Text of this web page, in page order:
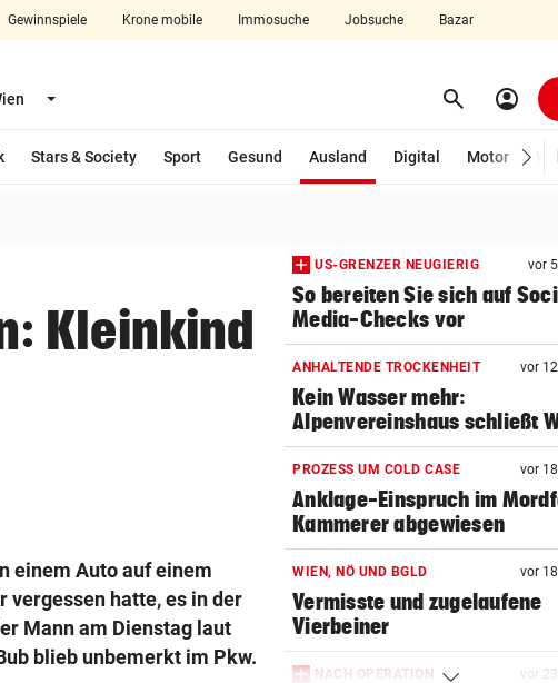
Gewinnspiele Krone mobile Immosuche Jobsuche Bazar
Menü aufklappen search Suchen
account_circle
Stars & Society Sport Gesund Ausland
Digital
Motor
Kleinkind
einem Auto auf einem
vergessen hatte, es in der
Mann am Dienstag laut
blieb unbemerkt im Pkw.
US-GRENZER NEUGIERIG vor
So bereiten Sie sich auf
Media-Checks vor
ANHALTENDE TROCKENHEIT vor
Kein Wasser mehr:
Alpenvereinshaus schließt
PROZESS UM COLD CASE vor
Anklage-Einspruch im
Kammerer abgewiesen
WIEN, NÖ UND BGLD vor
Vermisste und zugelaufene
Vierbeiner
NACH OPERATION vor